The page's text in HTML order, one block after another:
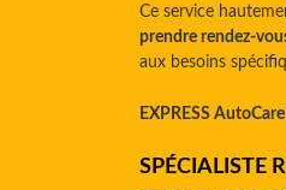
Ce service
prendre rendez-
aux besoins
EXPRESS AutoCare
SPÉCIALISTE